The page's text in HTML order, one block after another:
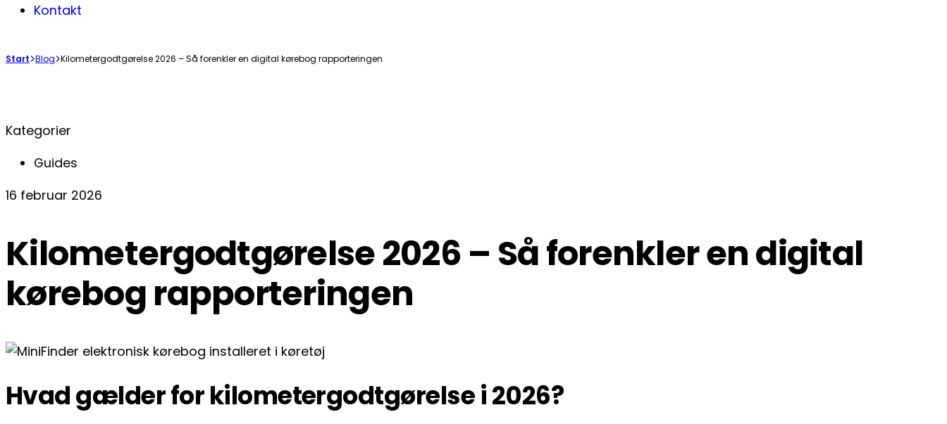
Kontakt
Start Blog Kilometergodtgørelse 2026 – Så forenkler en digital kørebog rapporteringen
Kategorier
Guides
16 februar 2026
Kilometergodtgørelse 2026 – Så forenkler en digital
kørebog rapporteringen
Hvad gælder for kilometergodtgørelse i 2026?